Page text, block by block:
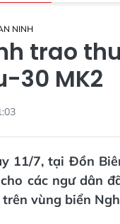
NINH
trao
30 MK2
11/7, tại Đồn
các ngư dân
vùng biển